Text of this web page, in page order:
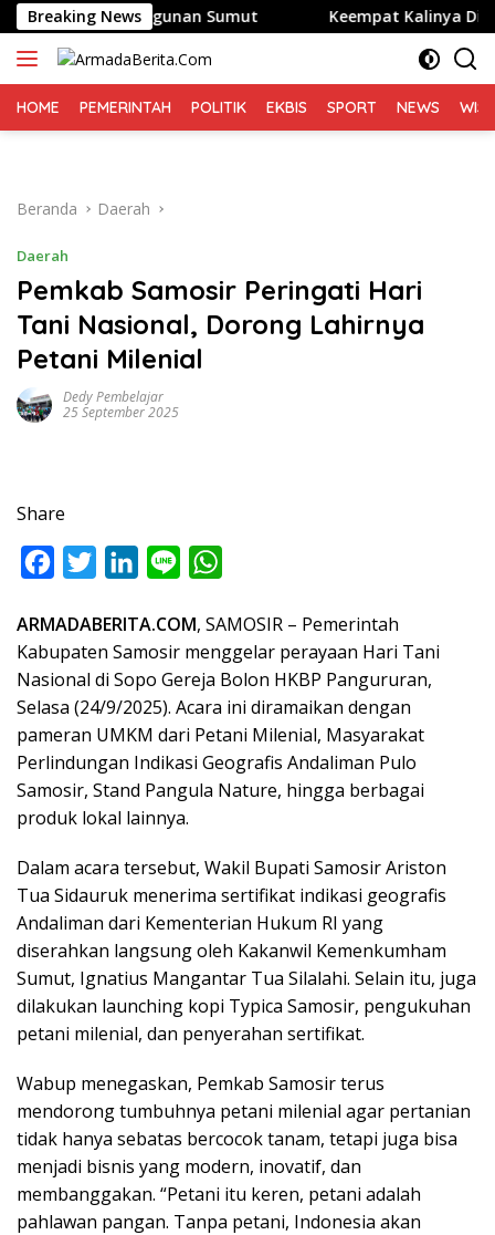
Langsung
ke
konten
Breaking News
Pembangunan Sumut Keempat Kalinya Digelar di
HOME PEMERINTAH POLITIK EKBIS SPORT NEWS
Beranda Daerah
Daerah
Pemkab Samosir Peringati Hari
Tani Nasional, Dorong Lahirnya
Petani Milenial
Dedy Pembelajar
25 September 2025
Share
c
e
o
o
k
i
t
t
e
r
n
k
e
d
I
n
n
e
a
t
s
A
p
p
ARMADABERITA.COM, SAMOSIR – Pemerintah
Kabupaten Samosir menggelar perayaan Hari Tani
Nasional di Sopo Gereja Bolon HKBP Pangururan,
Selasa (24/9/2025). Acara ini diramaikan dengan
pameran UMKM dari Petani Milenial, Masyarakat
Perlindungan Indikasi Geografis Andaliman Pulo
Samosir, Stand Pangula Nature, hingga berbagai
produk lokal lainnya.
Dalam acara tersebut, Wakil Bupati Samosir Ariston
Tua Sidauruk menerima sertifikat indikasi geografis
Andaliman dari Kementerian Hukum RI yang
diserahkan langsung oleh Kakanwil Kemenkumham
Sumut, Ignatius Mangantar Tua Silalahi. Selain itu, juga
dilakukan launching kopi Typica Samosir, pengukuhan
petani milenial, dan penyerahan sertifikat.
Wabup menegaskan, Pemkab Samosir terus
mendorong tumbuhnya petani milenial agar pertanian
tidak hanya sebatas bercocok tanam, tetapi juga bisa
menjadi bisnis yang modern, inovatif, dan
membanggakan. “Petani itu keren, petani adalah
pahlawan pangan. Tanpa petani, Indonesia akan